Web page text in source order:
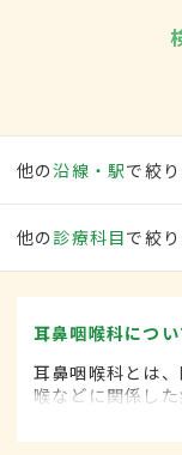
他の沿線・駅で絞
他の 診療科目で絞
耳鼻咽喉科につい
耳鼻咽喉科とは
喉などに関係し
鼻炎・咽頭がん
り扱います。